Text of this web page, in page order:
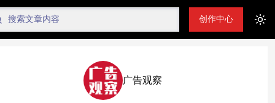
创作中心
广告观察